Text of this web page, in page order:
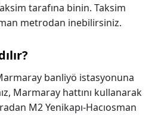
tarafına binin. Taksim
metrodan inebilirsiniz.
banliyö istasyonuna
Marmaray hattını kullanarak
M2 Yenikapı-Hacıosman